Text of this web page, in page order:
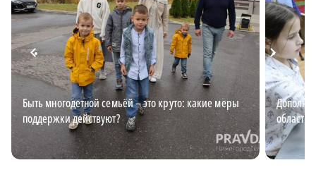
Быть многодетной семьёй – это круто: какие меры
поддержки действуют?
области: